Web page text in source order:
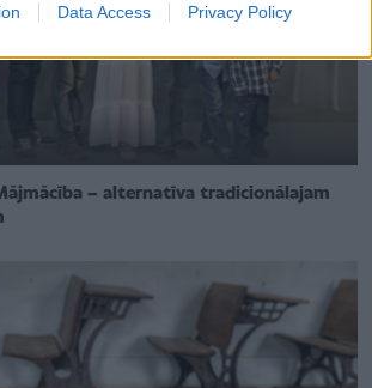
Data Access Privacy Policy
– alternatīva tradicionālajam